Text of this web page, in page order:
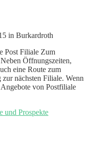
in Burkardroth
Post Filiale Zum
Öffnungszeiten,
eine Route zum
nächsten Filiale. Wenn
von Postfiliale
und Prospekte